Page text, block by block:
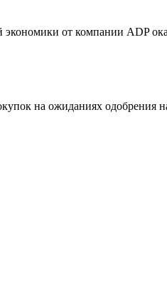
от компании ADP
на ожиданиях